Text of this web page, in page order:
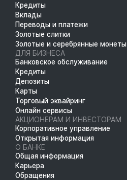
Кредиты
Вклады
Переводы и платежи
Золотые слитки
Золотые и серебрянные монеты
ДЛЯ БИЗНЕСА
Банковское обслуживание
Кредиты
Депозиты
Карты
Торговый эквайринг
Онлайн сервисы
АКЦИОНЕРАМ И ИНВЕСТОРАМ
Корпоративное управление
Открытая информация
О БАНКЕ
Общая информация
Карьера
Обращения